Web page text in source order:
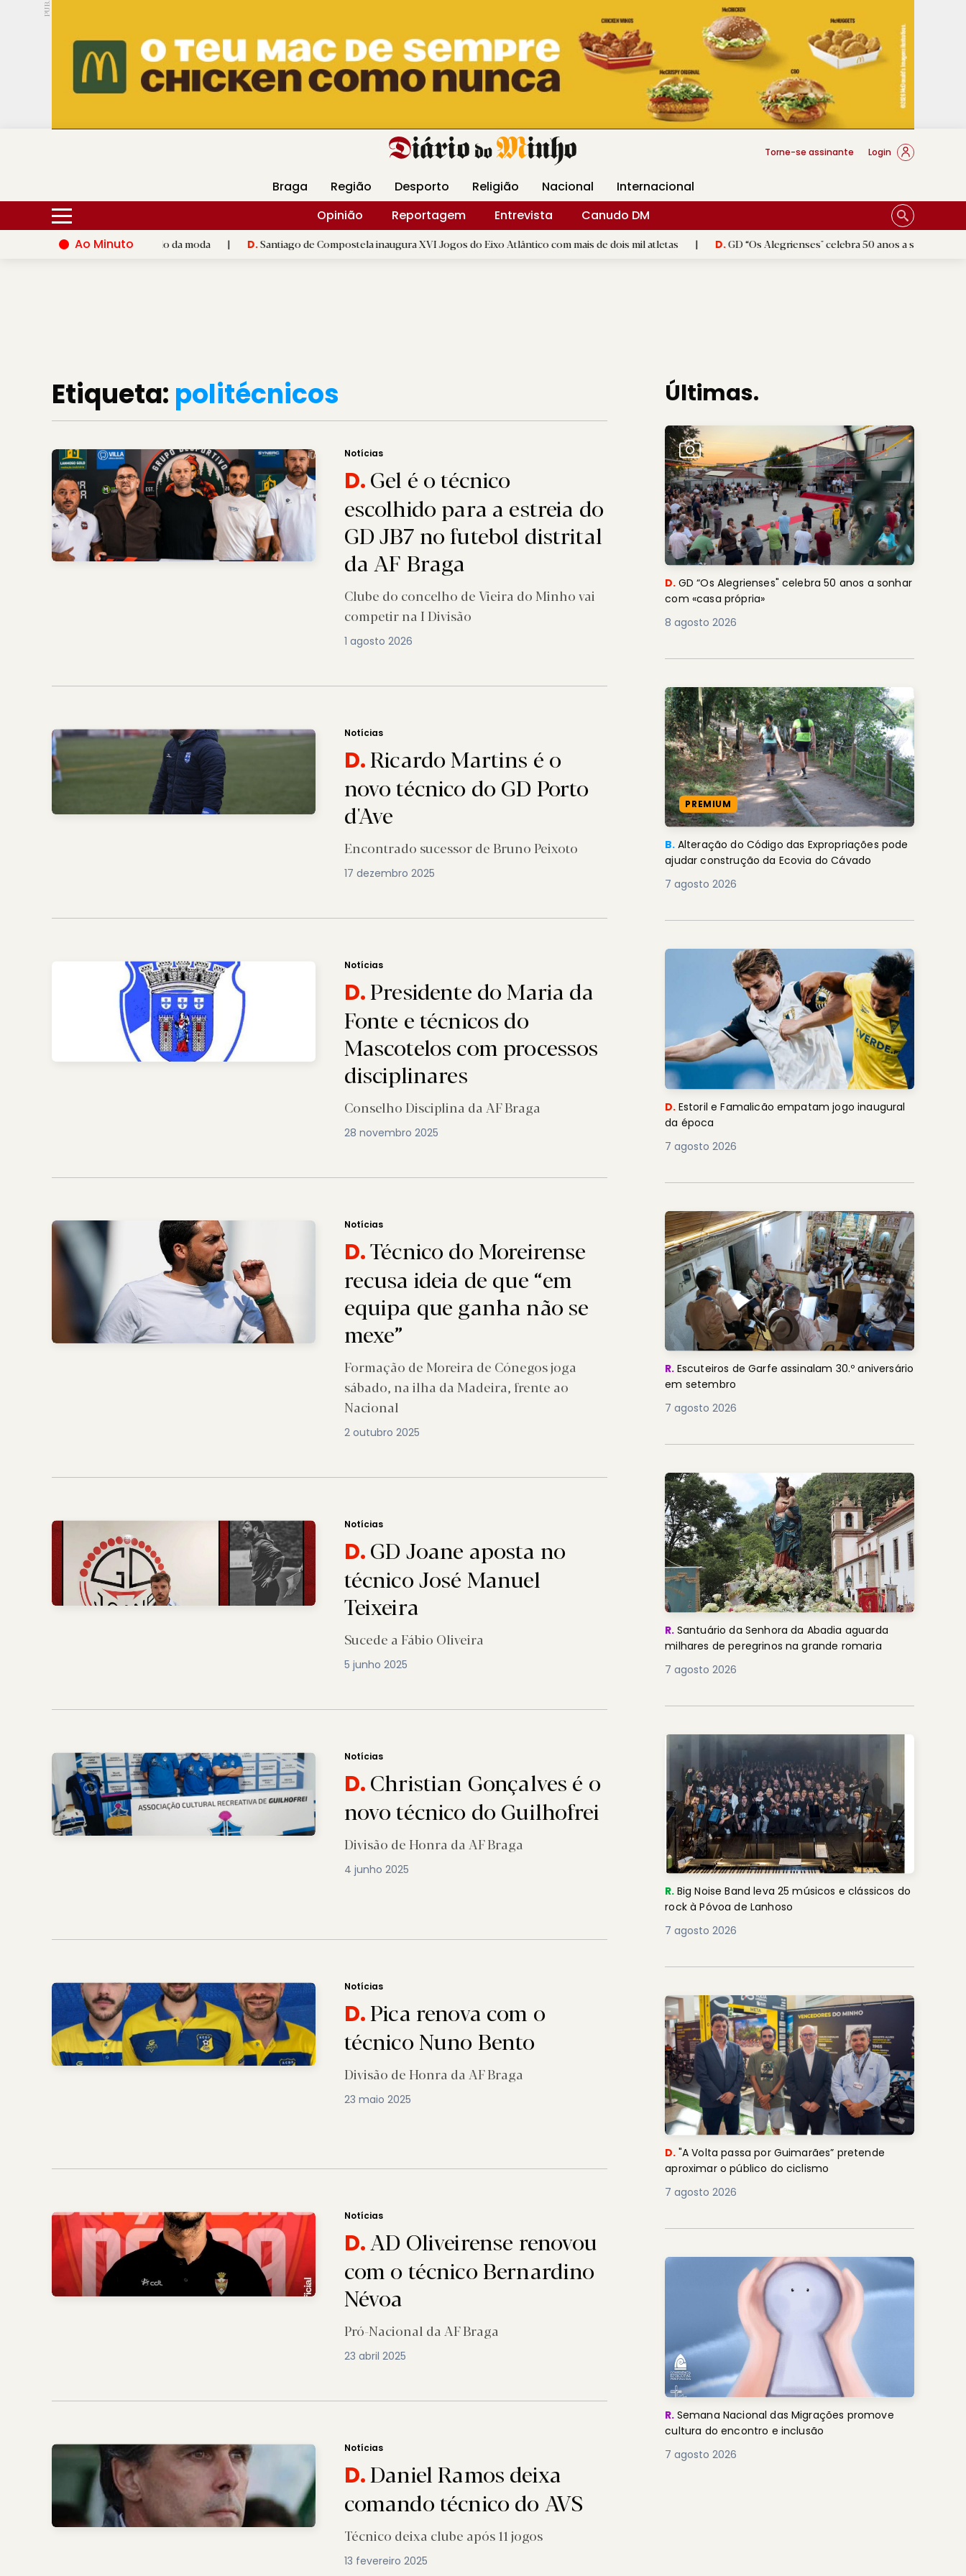
PUB.
Hoje 18ºC 29ºC DMtv Revista Minha Gráfica DM Livraria DM Arquidiocese Braga
Torne-se assinante Login
Braga Região Desporto Religião Nacional
Internacional
Opinião
Reportagem Entrevista
Canudo DM
Ao Minuto
à inovação do mundo da moda | D.Santiago de Compostela inaugura XVI Jogos do Eixo Atlântico com mais de dois mil atletas | D.GD “Os Alegrienses" celebra 50 anos a sonhar com «casa
Etiqueta: politécnicos
Notícias
D.Gel é o técnico
escolhido para a estreia do
GD JB7 no futebol distrital
da AF Braga
Clube do concelho de Vieira do Minho vai
competir na I Divisão
1 agosto 2026
Notícias
D.Ricardo Martins é o
novo técnico do GD Porto
d'Ave
Encontrado sucessor de Bruno Peixoto
17 dezembro 2025
Notícias
D.Presidente do Maria da
Fonte e técnicos do
Mascotelos com processos
disciplinares
Conselho Disciplina da AF Braga
28 novembro 2025
Notícias
D.Técnico do Moreirense
recusa ideia de que “em
equipa que ganha não se
mexe”
Formação de Moreira de Cónegos joga
sábado, na ilha da Madeira, frente ao
Nacional
2 outubro 2025
Notícias
D.GD Joane aposta no
técnico José Manuel
Teixeira
Sucede a Fábio Oliveira
5 junho 2025
Notícias
D.Christian Gonçalves é o
novo técnico do Guilhofrei
Divisão de Honra da AF Braga
4 junho 2025
Notícias
D.Pica renova com o
técnico Nuno Bento
Divisão de Honra da AF Braga
23 maio 2025
Notícias
D.AD Oliveirense renovou
com o técnico Bernardino
Névoa
Pró-Nacional da AF Braga
23 abril 2025
Notícias
D.Daniel Ramos deixa
comando técnico do AVS
Técnico deixa clube após 11 jogos
13 fevereiro 2025
Últimas.
D. GD “Os Alegrienses" celebra 50 anos a sonhar
com «casa própria»
8 agosto 2026
PREMIUM
B. Alteração do Código das Expropriações pode
ajudar construção da Ecovia do Cávado
7 agosto 2026
D. Estoril e Famalicão empatam jogo inaugural
da época
7 agosto 2026
R. Escuteiros de Garfe assinalam 30.º aniversário
em setembro
7 agosto 2026
R. Santuário da Senhora da Abadia aguarda
milhares de peregrinos na grande romaria
7 agosto 2026
R. Big Noise Band leva 25 músicos e clássicos do
rock à Póvoa de Lanhoso
7 agosto 2026
D. "A Volta passa por Guimarães” pretende
aproximar o público do ciclismo
7 agosto 2026
R. Semana Nacional das Migrações promove
cultura do encontro e inclusão
7 agosto 2026